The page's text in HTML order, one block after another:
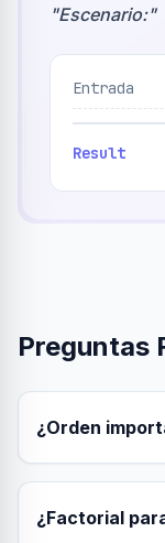
"Escenario:"
Entrada
Result
Preguntas
¿Orden
¿Factorial